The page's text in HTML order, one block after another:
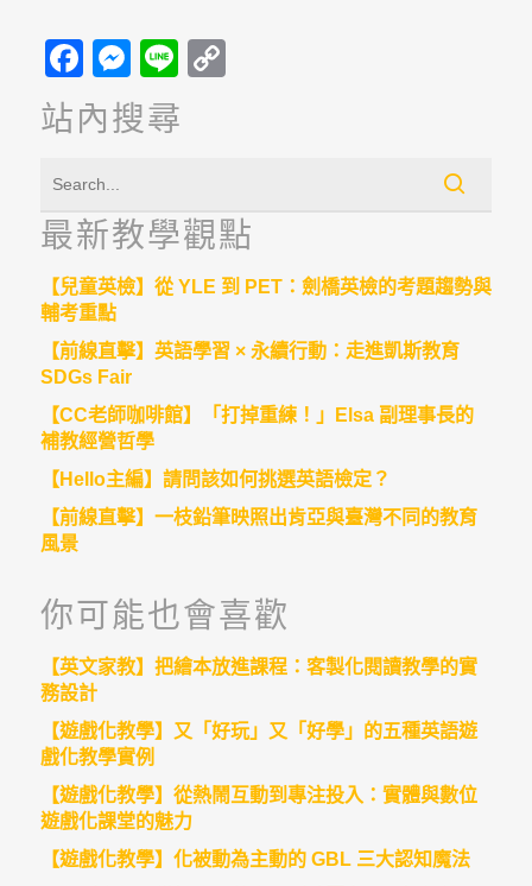
Facebook
Messenger
Line
站內搜尋
最新教學觀點
【兒童英檢】從 YLE 到 PET：劍橋英檢的考題趨勢與
輔考重點
【前線直擊】英語學習 × 永續行動：走進凱斯教育
SDGs Fair
【CC老師咖啡館】「打掉重練！」Elsa 副理事長的
補教經營哲學
【Hello主編】請問該如何挑選英語檢定？
【前線直擊】一枝鉛筆映照出肯亞與臺灣不同的教育
風景
你可能也會喜歡
【英文家教】把繪本放進課程：客製化閱讀教學的實
務設計
【遊戲化教學】又「好玩」又「好學」的五種英語遊
戲化教學實例
【遊戲化教學】從熱鬧互動到專注投入：實體與數位
遊戲化課堂的魅力
【遊戲化教學】化被動為主動的 GBL 三大認知魔法